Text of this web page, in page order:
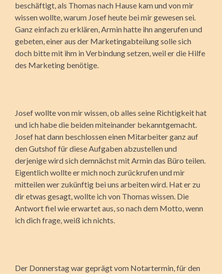
beschäftigt, als Thomas nach Hause kam und von mir
wissen wollte, warum Josef heute bei mir gewesen sei.
Ganz einfach zu erklären, Armin hatte ihn angerufen und
gebeten, einer aus der Marketingabteilung solle sich
doch bitte mit ihm in Verbindung setzen, weil er die Hilfe
des Marketing benötige.
Josef wollte von mir wissen, ob alles seine Richtigkeit hat
und ich habe die beiden miteinander bekanntgemacht.
Josef hat dann beschlossen einen Mitarbeiter ganz auf
den Gutshof für diese Aufgaben abzustellen und
derjenige wird sich demnächst mit Armin das Büro teilen.
Eigentlich wollte er mich noch zurückrufen und mir
mitteilen wer zukünftig bei uns arbeiten wird. Hat er zu
dir etwas gesagt, wollte ich von Thomas wissen. Die
Antwort fiel wie erwartet aus, so nach dem Motto, wenn
ich dich frage, weiß ich nichts.
Der Donnerstag war geprägt vom Notartermin, für den